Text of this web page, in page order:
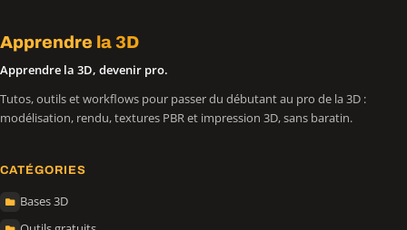
Apprendre la 3D
Apprendre la 3D, devenir pro.
Tutos, outils et workflows pour passer du débutant au pro de la 3D :
modélisation, rendu, textures PBR et impression 3D, sans baratin.
CATÉGORIES
Bases 3D